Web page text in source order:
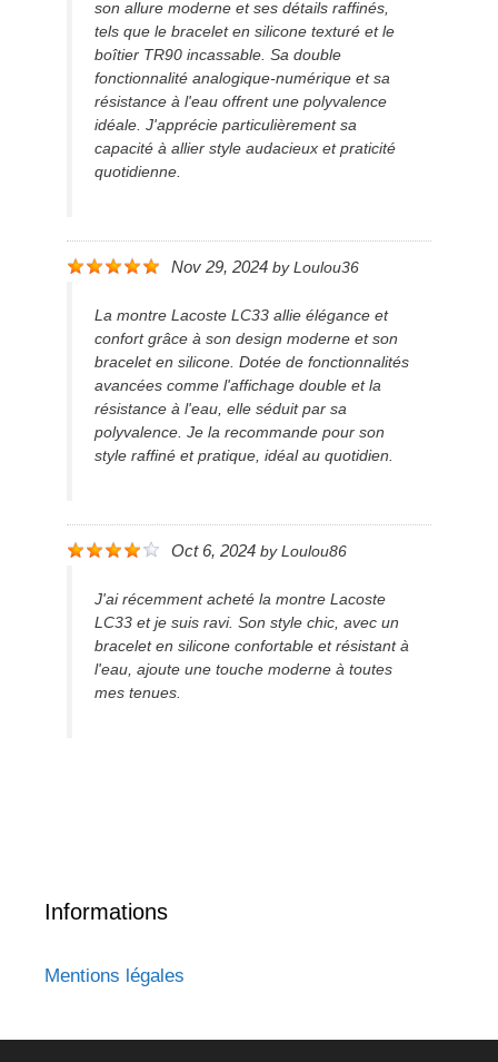
son allure moderne et ses détails raffinés,
tels que le bracelet en silicone texturé et le
boîtier TR90 incassable. Sa double
fonctionnalité analogique-numérique et sa
résistance à l'eau offrent une polyvalence
idéale. J'apprécie particulièrement sa
capacité à allier style audacieux et praticité
quotidienne.
Nov 29, 2024 by Loulou36
La montre Lacoste LC33 allie élégance et
confort grâce à son design moderne et son
bracelet en silicone. Dotée de fonctionnalités
avancées comme l'affichage double et la
résistance à l'eau, elle séduit par sa
polyvalence. Je la recommande pour son
style raffiné et pratique, idéal au quotidien.
Oct 6, 2024 by Loulou86
J'ai récemment acheté la montre Lacoste
LC33 et je suis ravi. Son style chic, avec un
bracelet en silicone confortable et résistant à
l'eau, ajoute une touche moderne à toutes
mes tenues.
Informations
Mentions légales